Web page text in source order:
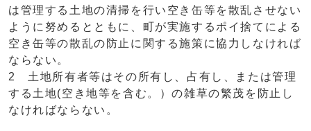
は管理する土地の清掃を行い空き缶等を散乱させない
ように努めるとともに、町が実施するポイ捨てによる
空き缶等の散乱の防止に関する施策に協力しなければ
ならない。
2 土地所有者等はその所有し、占有し、または管理
する土地(空き地等を含む。）の雑草の繁茂を防止し
なければならない。